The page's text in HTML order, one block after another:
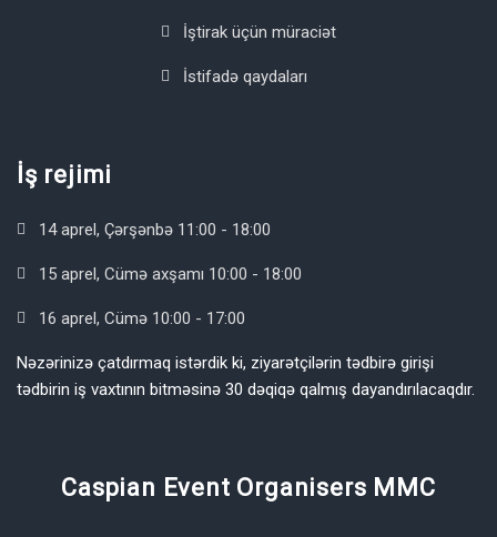
İştirak üçün müraciət
İstifadə qaydaları
İş rejimi
14 aprel, Çərşənbə 11:00 - 18:00
15 aprel, Cümə axşamı 10:00 - 18:00
16 aprel, Cümə 10:00 - 17:00
Nəzərinizə çatdırmaq istərdik ki, ziyarətçilərin tədbirə girişi
tədbirin iş vaxtının bitməsinə 30 dəqiqə qalmış dayandırılacaqdır.
Caspian Event Organisers MMC